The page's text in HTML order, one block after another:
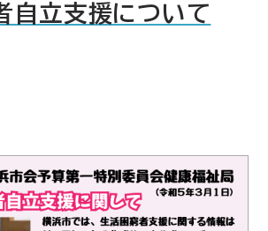
自立支援について